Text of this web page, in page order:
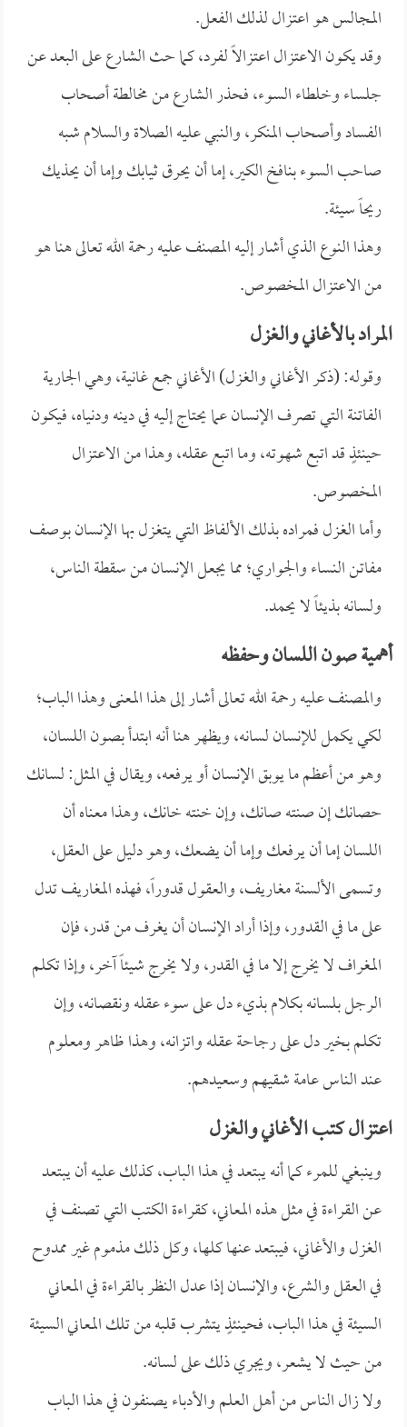
المجالس هو اعتزال لذلك الفعل.
وقد يكون الاعتزال اعتزالاً لفرد، كما حث الشارع على البعد عن
جلساء وخلطاء السوء، فحذر الشارع من مخالطة أصحاب
الفساد وأصحاب المنكر، والنبي عليه الصلاة والسلام شبه
صاحب السوء بنافخ الكير، إما أن يحرق ثيابك وإما أن يحذيك
ريحاً سيئة.
وهذا النوع الذي أشار إليه المصنف عليه رحمة الله تعالى هنا هو
من الاعتزال المخصوص.
المراد بالأغاني والغزل
وقوله: (ذكر الأغاني والغزل) الأغاني جمع غانية، وهي الجارية
الفاتنة التي تصرف الإنسان عما يحتاج إليه في دينه ودنياه، فيكون
حينئذٍ قد اتبع شهوته، وما اتبع عقله، وهذا من الاعتزال
المخصوص.
وأما الغزل فمراده بذلك الألفاظ التي يتغزل بها الإنسان بوصف
مفاتن النساء والجواري؛ مما يجعل الإنسان من سقطة الناس،
ولسانه بذيئاً لا يحمد.
أهمية صون اللسان وحفظه
والمصنف عليه رحمة الله تعالى أشار إلى هذا المعنى وهذا الباب؛
لكي يكمل للإنسان لسانه، ويظهر هنا أنه ابتدأ بصون اللسان،
وهو من أعظم ما يوبق الإنسان أو يرفعه، ويقال في المثل: لسانك
حصانك إن صنته صانك، وإن خنته خانك، وهذا معناه أن
اللسان إما أن يرفعك وإما أن يضعك، وهو دليل على العقل،
وتسمى الألسنة مغاريف، والعقول قدوراً، فهذه المغاريف تدل
على ما في القدور، وإذا أراد الإنسان أن يغرف من قدر، فإن
المغراف لا يخرج إلا ما في القدر، ولا يخرج شيئاً آخر، وإذا تكلم
الرجل بلسانه بكلام بذيء دل على سوء عقله ونقصانه، وإن
تكلم بخير دل على رجاحة عقله واتزانه، وهذا ظاهر ومعلوم
عند الناس عامة شقيهم وسعيدهم.
اعتزال كتب الأغاني والغزل
وينبغي للمرء كما أنه يبتعد في هذا الباب، كذلك عليه أن يبتعد
عن القراءة في مثل هذه المعاني، كقراءة الكتب التي تصنف في
الغزل والأغاني، فيبتعد عنها كلها، وكل ذلك مذموم غير ممدوح
في العقل والشرع، والإنسان إذا عدل النظر بالقراءة في المعاني
السيئة في هذا الباب، فحينئذٍ يتشرب قلبه من تلك المعاني السيئة
من حيث لا يشعر، ويجري ذلك على لسانه.
ولا زال الناس من أهل العلم والأدباء يصنفون في هذا الباب